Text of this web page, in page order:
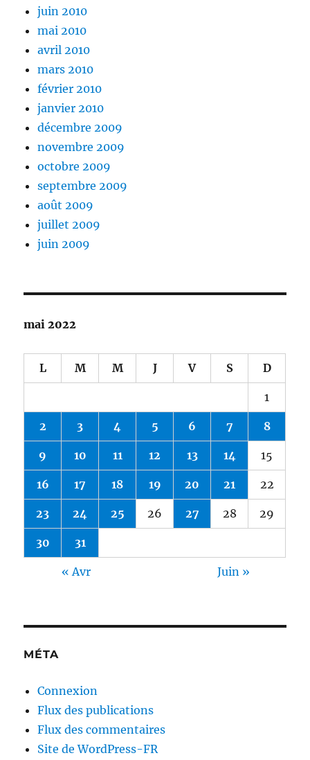
juin 2010
mai 2010
avril 2010
mars 2010
février 2010
janvier 2010
décembre 2009
novembre 2009
octobre 2009
septembre 2009
août 2009
juillet 2009
juin 2009
mai 2022
L M M J V S D
1
2 3 4 5 6 7 8
9 10 11 12 13 14 15
16 17 18 19 20 21 22
23 24 25 26 27 28 29
30 31
« Avr Juin »
MÉTA
Connexion
Flux des publications
Flux des commentaires
Site de WordPress-FR